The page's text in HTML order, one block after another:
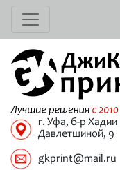
г. Уфа, б-р Хадии
Давлетшиной, 9
gkprint@mail.ru